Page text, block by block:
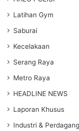
Latihan Gym
Saburai
Kecelakaan
Serang Raya
Metro Raya
HEADLINE NEWS
Laporan Khusus
Industri &